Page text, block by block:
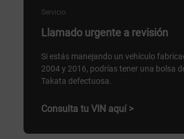
Servicio
Llamado urgente a revisión
Si estás manejando un vehículo
2004 y 2016, podrías tener una bolsa
Takata defectuosa.
Consulta tu VIN aquí >